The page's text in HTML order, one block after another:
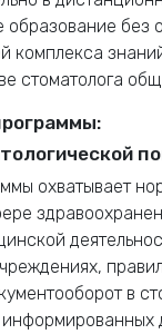
образование
комплекса
стоматолога
охватывает
в